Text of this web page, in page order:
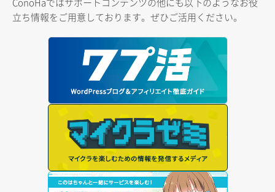
立ち情報をご用意しております。ぜひご活用ください。